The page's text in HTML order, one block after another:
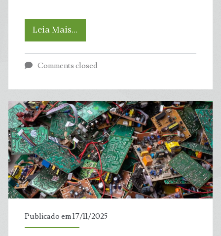
Leia Mais…
desafio
sobre
crise
climática
nas
dos
Comments closed
Publicado em 17/11/2025